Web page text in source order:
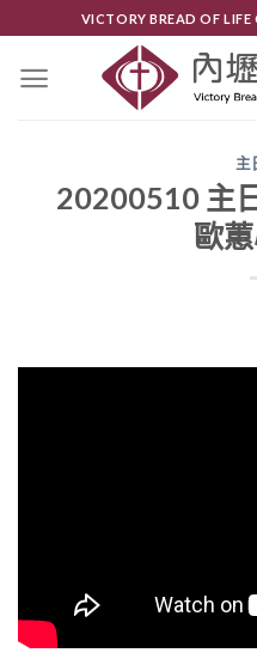
content
VICTORY BREAD OF LIFE
主
20200510 主
歐